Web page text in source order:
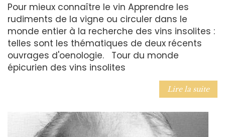
Pour mieux connaître le vin Apprendre les
rudiments de la vigne ou circuler dans le
monde entier à la recherche des vins insolites :
telles sont les thématiques de deux récents
ouvrages d'oenologie. Tour du monde
épicurien des vins insolites
Lire la suite